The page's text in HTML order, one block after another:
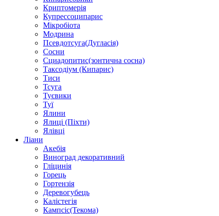
Криптомерія
Купрессоципарис
Мікробіота
Модрина
Псевдотсуга(Дугласія)
Сосни
Сциадопитис(зонтична сосна)
Таксодіум (Кипарис)
Тиси
Тсуга
Туєвики
Туї
Ялини
Ялиці (Піхти)
Ялівці
Ліани
Акебія
Виноград декоративний
Гліцинія
Горець
Гортензія
Деревогубець
Калістегія
Кампсіс(Текома)